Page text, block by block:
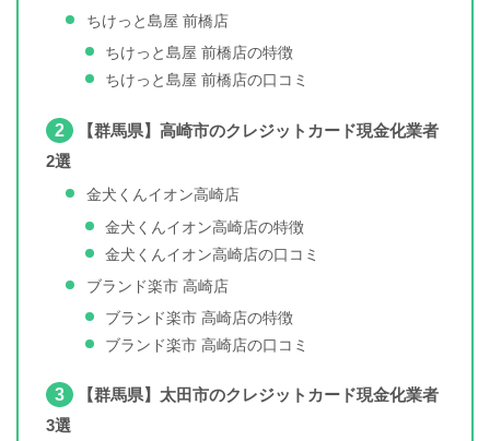
ちけっと島屋 前橋店
ちけっと島屋 前橋店の特徴
ちけっと島屋 前橋店の口コミ
2
【群馬県】高崎市のクレジットカード現金化業者
2選
金犬くんイオン高崎店
金犬くんイオン高崎店の特徴
金犬くんイオン高崎店の口コミ
ブランド楽市 高崎店
ブランド楽市 高崎店の特徴
ブランド楽市 高崎店の口コミ
3
【群馬県】太田市のクレジットカード現金化業者
3選